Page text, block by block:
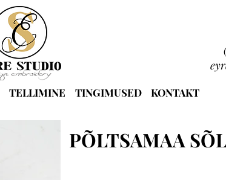
TELLIMINE TINGIMUSED KONTAKT
PÕLTSAMAA